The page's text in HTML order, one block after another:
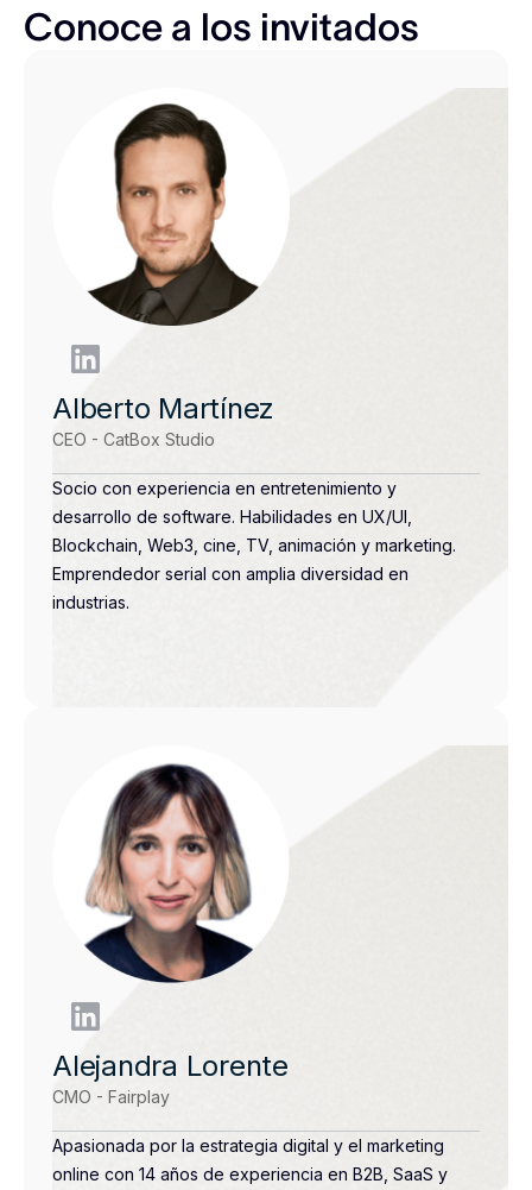
Conoce a los invitados
Alberto Martínez
CEO - CatBox Studio
Socio con experiencia en entretenimiento y
desarrollo de software. Habilidades en UX/UI,
Blockchain, Web3, cine, TV, animación y marketing.
Emprendedor serial con amplia diversidad en
industrias.
Alejandra Lorente
CMO - Fairplay
Apasionada por la estrategia digital y el marketing
online con 14 años de experiencia en B2B, SaaS y